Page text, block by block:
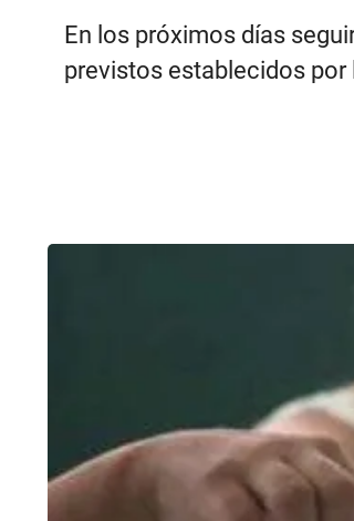
En los próximos días
previstos establecidos